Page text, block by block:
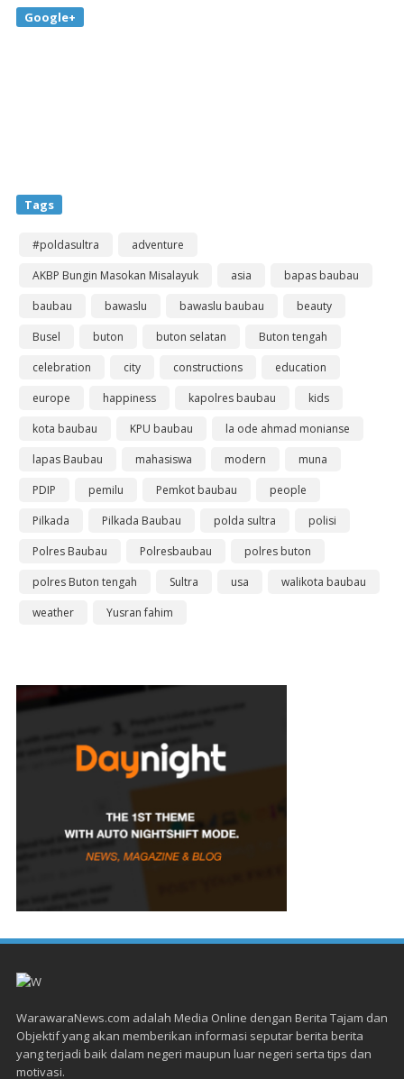
Google+
Tags
#poldasultra
adventure
AKBP Bungin Masokan Misalayuk
asia
bapas baubau
baubau
bawaslu bawaslu baubau
beauty
Busel
buton buton selatan
Buton tengah
celebration
city constructions
education
europe
happiness kapolres baubau
kids
kota baubau
KPU baubau
la ode ahmad monianse
lapas Baubau
mahasiswa modern
muna
PDIP
pemilu Pemkot baubau
people
Pilkada
Pilkada Baubau polda sultra
polisi
Polres Baubau
Polresbaubau
polres buton
polres Buton tengah
Sultra usa
walikota baubau
weather
Yusran fahim
WarawaraNews.com adalah Media Online dengan Berita Tajam dan
Objektif yang akan memberikan informasi seputar berita berita
yang terjadi baik dalam negeri maupun luar negeri serta tips dan
motivasi.